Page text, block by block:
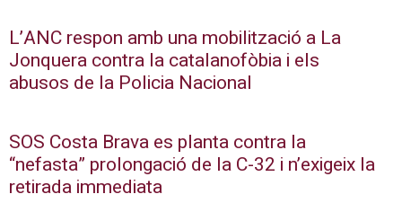
L’ANC respon amb una mobilització a La
Jonquera contra la catalanofòbia i els
abusos de la Policia Nacional
SOS Costa Brava es planta contra la
“nefasta” prolongació de la C-32 i n’exigeix la
retirada immediata